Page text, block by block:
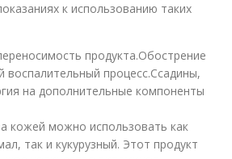
к использованию таких
продукта.Обострение
воспалительный процесс.Ссадины,
на дополнительные компоненты
кожей можно использовать как
так и кукурузный. Этот продукт